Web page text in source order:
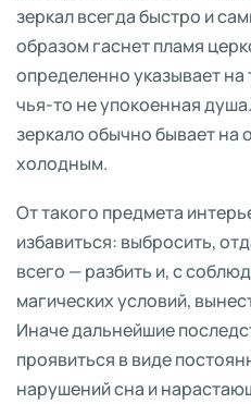
зеркал всегда быстро и
образом гаснет пламя
определенно указывает на
чья-то не упокоенная
зеркало обычно бывает на
холодным.
От такого предмета
избавиться: выбросить,
всего — разбить и, с
магических условий,
Иначе дальнейшие
проявиться в виде
нарушений сна и